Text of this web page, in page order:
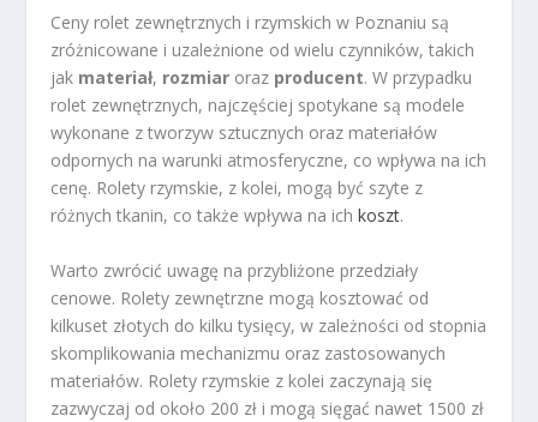
Ceny rolet zewnętrznych i rzymskich w Poznaniu są
zróżnicowane i uzależnione od wielu czynników, takich
jak materiał, rozmiar oraz producent. W przypadku
rolet zewnętrznych, najczęściej spotykane są modele
wykonane z tworzyw sztucznych oraz materiałów
odpornych na warunki atmosferyczne, co wpływa na ich
cenę. Rolety rzymskie, z kolei, mogą być szyte z
różnych tkanin, co także wpływa na ichkoszt.
Warto zwrócić uwagę na przybliżone przedziały
cenowe. Rolety zewnętrzne mogą kosztować od
kilkuset złotych do kilku tysięcy, w zależności od stopnia
skomplikowania mechanizmu oraz zastosowanych
materiałów. Rolety rzymskie z kolei zaczynają się
zazwyczaj od około 200 zł i mogą sięgać nawet 1500 zł